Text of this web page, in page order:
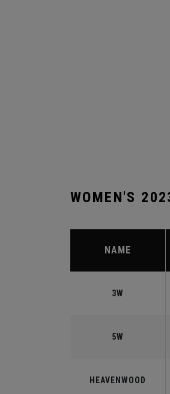
WOMEN'S
NAME
3W
5W
HEAVENWOOD